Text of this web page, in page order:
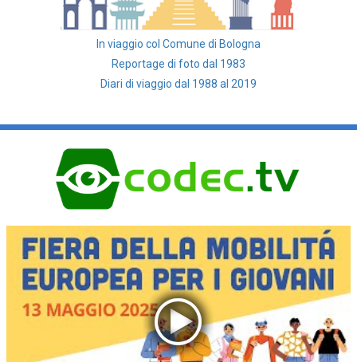
In viaggio col Comune di Bologna
Reportage di foto dal 1983
Diari di viaggio dal 1988 al 2019